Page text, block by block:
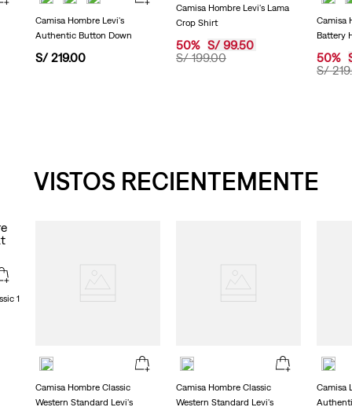
misma
página.
Camisa Hombre Levi's
Authentic Button Down
S/ 219.00
Camisa Hombre Levi's Lama
Crop Shirt
S/ 199.00
50% S/ 99.50
Camisa
Battery
S/ 219.
50%
VISTOS RECIENTEMENTE
1
Camisa Hombre Classic
Western Standard Levi's
Camisa Hombre Classic
Western Standard Levi's
Camisa